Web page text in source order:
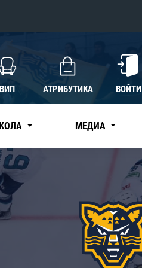
ВИП АТРИБУТИКА ВОЙТИ
МЕДИА